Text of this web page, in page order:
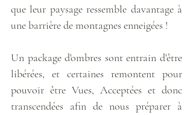
que leur paysage ressemble davantage à
une barrière de montagnes enneigées !
Un package d'ombres sont entrain d'être
libérées, et certaines remontent pour
pouvoir être Vues, Acceptées et donc
transcendées afin de nous préparer à